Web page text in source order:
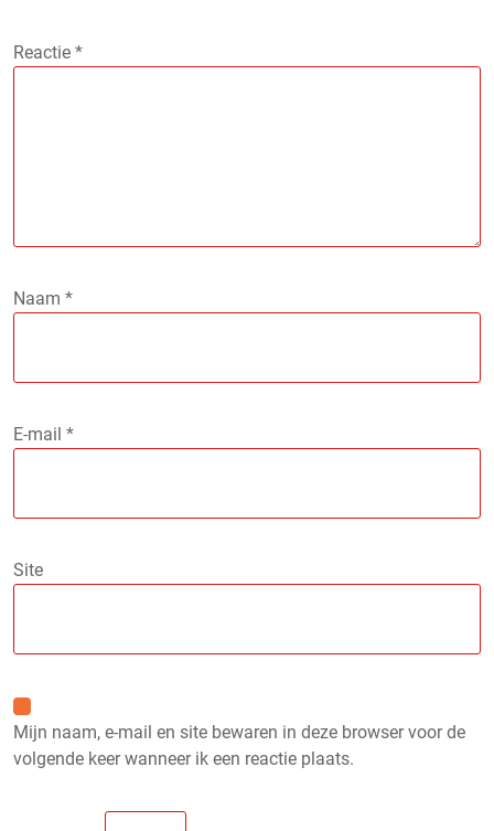
Reactie *
Naam *
E-mail *
Site
Mijn naam, e-mail en site bewaren in deze browser voor de
volgende keer wanneer ik een reactie plaats.